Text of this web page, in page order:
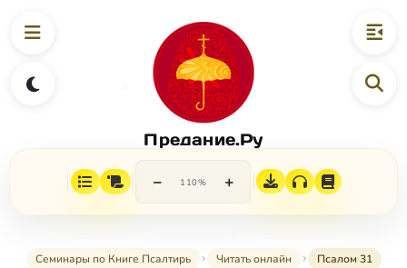
Предание.Ру
− 110% +
Семинары по Книге Псалтирь Читать онлайн Псалом 31